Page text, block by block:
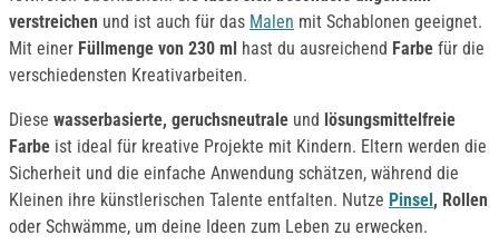
verstreichen und ist auch für das Malen mit Schablonen geeignet.
Mit einer Füllmenge von 230 ml hast du ausreichend Farbe für die
verschiedensten Kreativarbeiten.
Diese wasserbasierte, geruchsneutrale und lösungsmittelfreie
Farbe ist ideal für kreative Projekte mit Kindern. Eltern werden die
Sicherheit und die einfache Anwendung schätzen, während die
Kleinen ihre künstlerischen Talente entfalten. Nutze Pinsel, Rollen
oder Schwämme, um deine Ideen zum Leben zu erwecken.